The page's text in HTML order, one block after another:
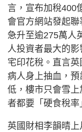
言，宣布加稅400
會官方網站發起
急升至逾275萬人
人投資者最大的
宅印花稅。直言
病人身上抽血，
低，樓市只會雪
者都要「硬食稅率
英國財相李韻晴